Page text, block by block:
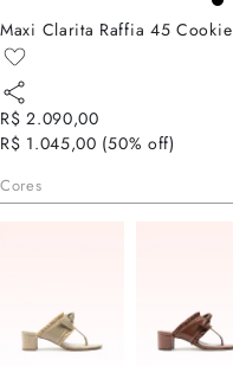
Maxi Clarita Raffia 45 Cookie
R$ 2.090,00
R$ 1.045,00 (50% off)
Cores